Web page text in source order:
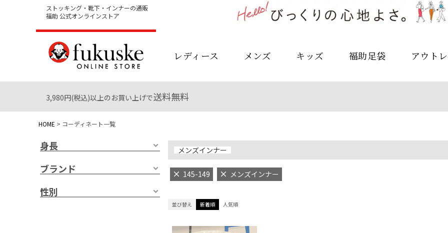
ストッキング・靴下・インナーの通販
福助 公式オンラインストア
レディース メンズ キッズ 福助足袋 アウト
3,980円(税込)以上のお買い上げで送料無料
HOME コーディネート一覧
身長
ブランド
性別
メンズインナー
145-149 メンズインナー
並び替え 新着順 人気順